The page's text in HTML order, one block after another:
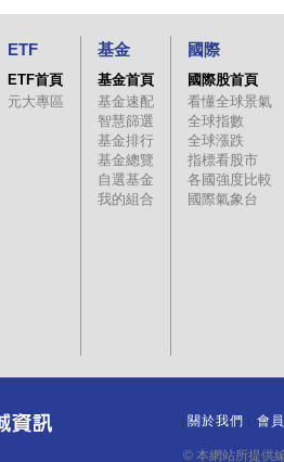
ETF
ETF首頁
元大專區
基金
基金首頁
基金速配
智慧篩選
基金排行
基金總覽
自選基金
我的組合
國際
國際股首頁
看懂全球景氣
全球指數
全球漲跌
指標看股市
各國強度比較
國際氣象台
關於我們 會
© 本網站所提供